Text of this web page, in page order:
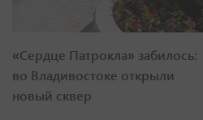
«Сердце Патрокла» забилось:
во Владивостоке открыли
новый сквер